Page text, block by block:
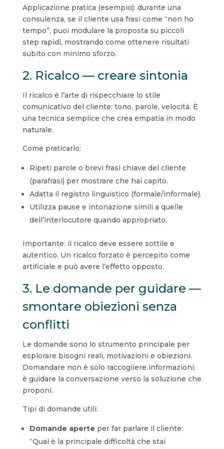
Applicazione pratica (esempio): durante una
consulenza, se il cliente usa frasi come “non ho
tempo”, puoi modulare la proposta su piccoli
step rapidi, mostrando come ottenere risultati
subito con minimo sforzo.
2. Ricalco — creare sintonia
Il ricalco è l’arte di rispecchiare lo stile
comunicativo del cliente: tono, parole, velocità. È
una tecnica semplice che crea empatia in modo
naturale.
Come praticarlo:
Ripeti parole o brevi frasi chiave del cliente
(parafrasi) per mostrare che hai capito.
Adatta il registro linguistico (formale/informale).
Utilizza pause e intonazione simili a quelle
dell’interlocutore quando appropriato.
Importante: il ricalco deve essere sottile e
autentico. Un ricalco forzato è percepito come
artificiale e può avere l’effetto opposto.
3. Le domande per guidare —
smontare obiezioni senza
conflitti
Le domande sono lo strumento principale per
esplorare bisogni reali, motivazioni e obiezioni.
Domandare non è solo raccogliere informazioni:
è guidare la conversazione verso la soluzione che
proponi.
Tipi di domande utili:
Domande aperte per far parlare il cliente:
“Qual è la principale difficoltà che stai